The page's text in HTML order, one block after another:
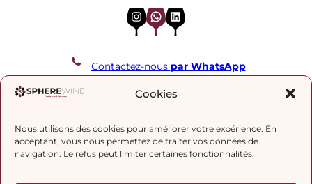
Cookies
Nous utilisons des cookies pour améliorer votre expérience. En
acceptant, vous nous permettez de traiter vos données de
navigation. Le refus peut limiter certaines fonctionnalités.
InstagramWhatsApp LinkedIn
Contactez-nous par WhatsApp
REJOIGNEZ NOTRE LISTE DE DIFFUSION
politique de confidentialité.